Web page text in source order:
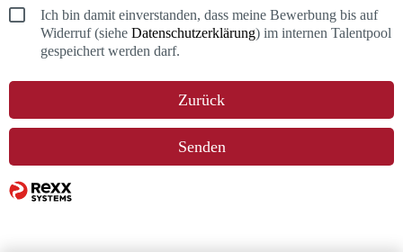
Ich bin damit einverstanden, dass meine Bewerbung bis auf
Widerruf (siehe Datenschutzerklärung) im internen Talentpool
gespeichert werden darf.
Zurück
Senden